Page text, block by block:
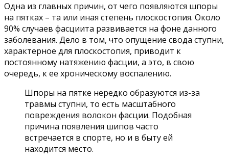
Одна из главных причин, от чего появляются шпоры
на пятках – та или иная степень плоскостопия. Около
90% случаев фасциита развивается на фоне данного
заболевания. Дело в том, что опущение свода ступни,
характерное для плоскостопия, приводит к
постоянному натяжению фасции, а это, в свою
очередь, к ее хроническому воспалению.
Шпоры на пятке нередко образуются из-за
травмы ступни, то есть масштабного
повреждения волокон фасции. Подобная
причина появления шипов часто
встречается в спорте, но и в быту ей
находится место.